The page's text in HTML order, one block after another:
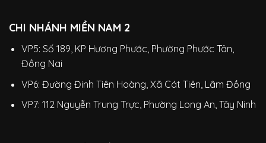
CHI NHÁNH MIỀN NAM 2
VP5: Số 189, KP Hương Phước, Phường Phước Tân,
Đồng Nai
VP6: Đường Đinh Tiên Hoàng, Xã Cát Tiên, Lâm Đồng
VP7: 112 Nguyễn Trung Trực, Phường Long An, Tây Ninh